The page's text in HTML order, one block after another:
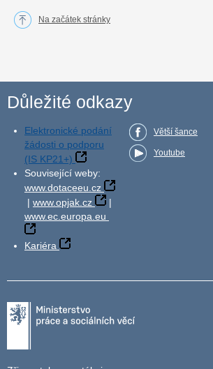
Na začátek stránky
Důležité odkazy
Elektronické podání
žádosti o podporu
(IS KP21+)
Související weby:
www.dotaceeu.cz
| www.opjak.cz
|
www.ec.europa.eu
Kariéra
Větší šance
Youtube